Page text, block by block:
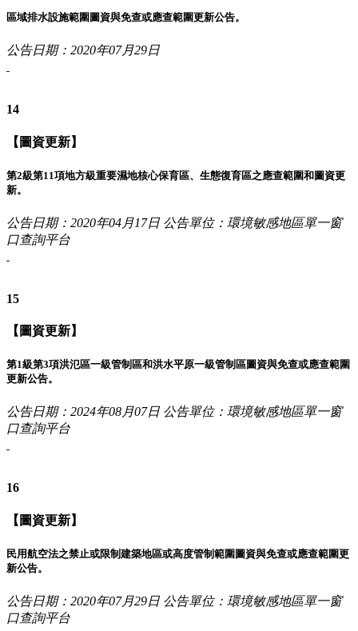
區域排水設施範圍圖資與免查或應查範圍更新公告。
公告日期：2020年07月29日
14
【圖資更新】
第2級第11項地方級重要濕地核心保育區、生態復育區之應查範圍和圖資更
新。
公告日期：2020年04月17日 公告單位：環境敏感地區單一窗
口查詢平台
15
【圖資更新】
第1級第3項洪氾區一級管制區和洪水平原一級管制區圖資與免查或應查範圍
更新公告。
公告日期：2024年08月07日 公告單位：環境敏感地區單一窗
口查詢平台
16
【圖資更新】
民用航空法之禁止或限制建築地區或高度管制範圍圖資與免查或應查範圍更
新公告。
公告日期：2020年07月29日 公告單位：環境敏感地區單一窗
口查詢平台